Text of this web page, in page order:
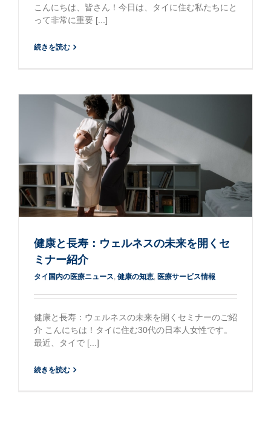
こんにちは、皆さん！今日は、タイに住む私たちにと
って非常に重要 [...]
続きを読む
健康と長寿：ウェルネスの未来を開くセ
ミナー紹介
タイ国内の医療ニュース 健康の知恵 医療サービス情報
健康と長寿：ウェルネスの未来を開くセミナーのご紹
介 こんにちは！タイに住む30代の日本人女性です。
最近、タイで [...]
続きを読む